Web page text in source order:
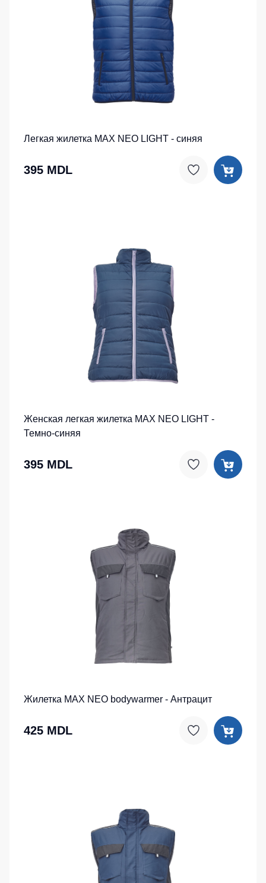
Легкая жилетка MAX NEO LIGHT - синяя
395 MDL
Женская легкая жилетка MAX NEO LIGHT -
Темно-синяя
395 MDL
Жилетка MAX NEO bodywarmer - Антрацит
425 MDL